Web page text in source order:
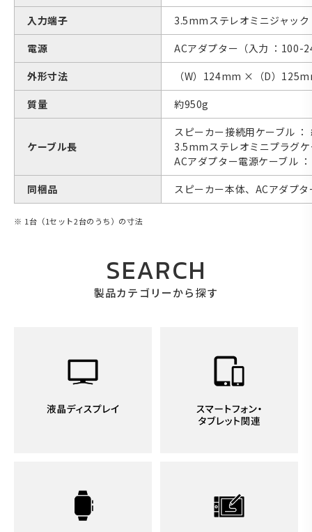
入力端子
3.5mmステレオミニジャック
電源
ACアダプター（入力 ：100-
外形寸法
（W）124mm ×（D）
質量
約950g
ケーブル長
スピーカー接続用ケーブル
3.5mmステレオミニプラグ
ACアダプター電源ケーブル
同梱品
スピーカー本体、ACアダプ
※ 1台（1セット2台のうち）の寸法
SEARCH
製品カテゴリーから探す